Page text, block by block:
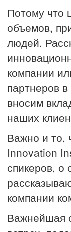
Потому что
объемов,
людей.
компании
партнеров
вносим
наших
Важно и то,
Innovation
спикеров, о
компании
Важнейшая